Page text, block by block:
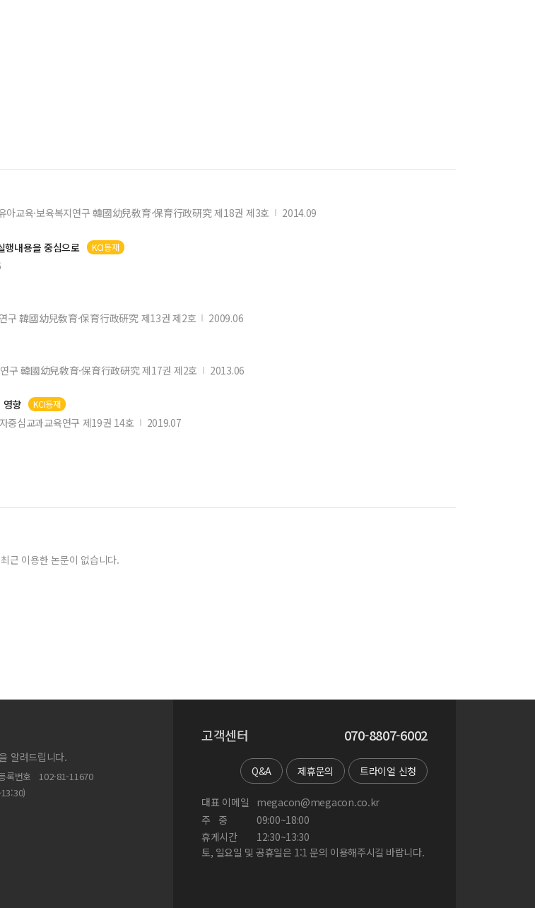
아교육·보육복지연구 韓國幼兒敎育·保育行政硏究 제18권 제3호 2014.09
행내용을 중심으로 KCI등재
구 韓國幼兒敎育·保育行政硏究 제13권 제2호 2009.06
구 韓國幼兒敎育·保育行政硏究 제17권 제2호 2013.06
영향 KCI등재
중심교과교육연구 제19권 14호 2019.07
최근 이용한 논문이 없습니다.
알려드립니다.
록번호
102-81-11670
고객센터 070-8807-6002
Q&A 제휴문의 트라이얼 신청
대표 이메일
megacon@megacon.co.kr
주
중
09:00~18:00
휴게시간
12:30~13:30
토, 일요일 및 공휴일은 1:1 문의 이용해주시길 바랍니다.